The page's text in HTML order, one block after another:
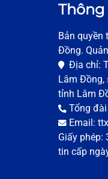
Bản quyền
Đồng.
Địa chỉ:
Lâm Đồng,
tỉnh Lâm
Tổng
Email:
Giấy phép:
tin cấp